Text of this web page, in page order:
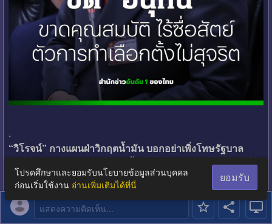
.
“วิโรจน์” กางแผนฝ่าวิกฤตน้ำมัน บอกอย่าเพิ่งโทษรัฐบาล
ดักคอ “อนุทิน” อย่าประมาทซ้ำรอยโควิดกระจอก-วัคซีนเต็ม
แขน
https://ch3plus.com/news/political/morning/459261
.
แสดงความคิดเห็น...
โปรดศึกษาและยอมรับนโยบายข้อมูลส่วนบุคคล
ก่อนเริ่มใช้งาน อ่านเพิ่มเติมได้ที่นี่
ยอมรับ